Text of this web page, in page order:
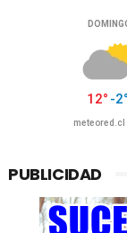
PUBLICIDAD